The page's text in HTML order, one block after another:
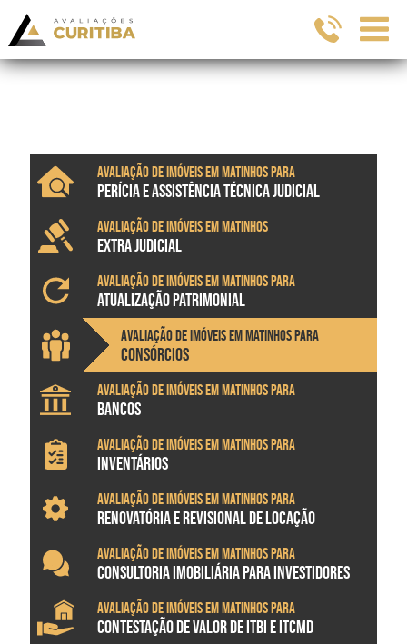
Avaliação de imóveis em Matinhos para
PERÍCIA E ASSISTÊNCIA TÉCNICA JUDICIAL
Avaliação de imóveis em Matinhos
EXTRA JUDICIAL
Avaliação de imóveis em Matinhos para
ATUALIZAÇÃO PATRIMONIAL
Avaliação de imóveis em Matinhos para
CONSÓRCIOS
Avaliação de imóveis em Matinhos para
BANCOS
Avaliação de imóveis em Matinhos para
INVENTÁRIOS
Avaliação de imóveis em Matinhos para
RENOVATÓRIA E REVISIONAL DE LOCAÇÃO
Avaliação de imóveis em Matinhos para
CONSULTORIA IMOBILIÁRIA PARA INVESTIDORES
Avaliação de imóveis em Matinhos para
CONTESTAÇÃO DE VALOR DE ITBI E ITCMD